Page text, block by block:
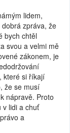
lidem,
zpráva, že
bych chtěl
svou a velmi mě
zákonem, je
které si říkají
že se musí
nápravě. Proto
v lidi a chuť
a